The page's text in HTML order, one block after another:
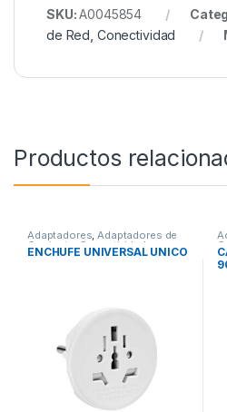
SKU:A0045854
de Red Conectividad
Productos
Adaptadores,Adaptadores de
Corriente,Conectividad
ENCHUFE UNIVERSAL UNICO